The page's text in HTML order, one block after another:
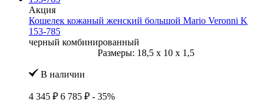
Акция
Кошелек кожаный женский большой Mario Veronni K
153-785
черный комбинированный
Размеры: 18,5 x 10 x 1,5
В наличии
4 345 ₽ 6 785 ₽ - 35%